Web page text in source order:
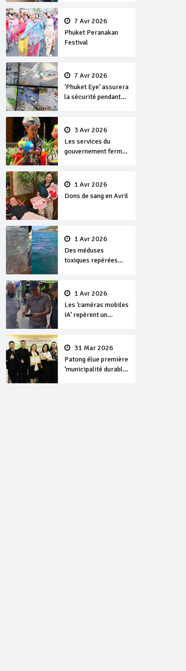
7 Avr 2026
Phuket Peranakan
Festival
7 Avr 2026
‘Phuket Eye’ assurera
la sécurité pendant
3 Avr 2026
Les services du
gouvernement fermés
Songkran
1 Avr 2026
Dons de sang en Avril
1 Avr 2026
Des méduses
toxiques repérées
1 Avr 2026
Les ‘caméras mobiles
IA’ repèrent un
séjour31 Mar 2026
Patong élue première
‘municipalité durable’